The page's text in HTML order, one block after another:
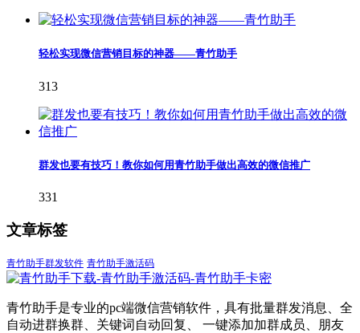
轻松实现微信营销目标的神器——青竹助手
313
群发也要有技巧！教你如何用青竹助手做出高效的微信推广
331
文章标签
青竹助手群发软件 青竹助手激活码
青竹助手是专业的pc端微信营销软件，具有批量群发消息、全
自动进群换群、关键词自动回复、 一键添加加群成员、朋友